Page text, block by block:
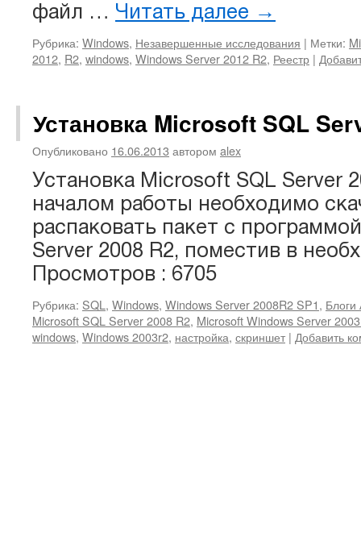
файл … Читать далее →
Рубрика: Windows, Незавершенные исследования | Метки:
2012, R2, windows, Windows Server 2012 R2, Реестр |
Установка Microsoft SQL
Опубликовано 16.06.2013 автором alex
Установка Microsoft SQL Server
началом работы необходимо
распаковать пакет с
Server 2008 R2, поместив в
Просмотров : 6705
Рубрика: SQL , Windows, Windows Server 2008R2 SP1, Блоги
Microsoft SQL Server 2008 R2, Microsoft Windows Server
windows, Windows 2003r2, настройка, скриншет | Добавить